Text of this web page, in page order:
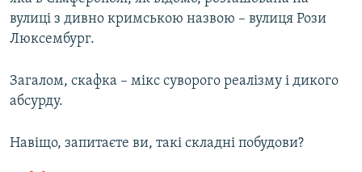
вулиці з дивно кримською назвою – вулиця Рози
Люксембург.
Загалом, скафка – мікс суворого реалізму і дикого
абсурду.
Навіщо, запитаєте ви, такі складні побудови?